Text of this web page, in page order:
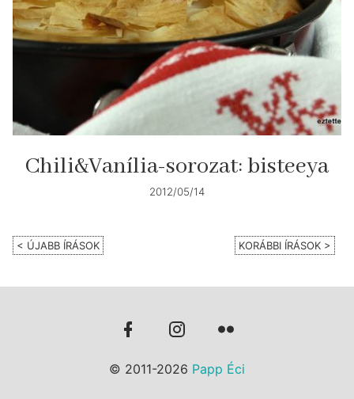
Chili&Vanília-sorozat: bisteeya
2012/05/14
< ÚJABB ÍRÁSOK KORÁBBI ÍRÁSOK >
© 2011-2026 Papp Éci